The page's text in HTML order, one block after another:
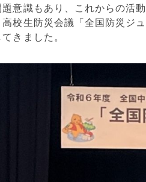
意識もあり、これからの活
校生防災会議「全国防災ジ
きました。